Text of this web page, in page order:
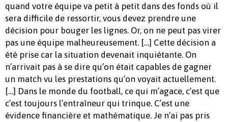
quand votre équipe va petit à petit dans des fonds où il
sera difficile de ressortir, vous devez prendre une
décision pour bouger les lignes. Or, on ne peut pas virer
pas une équipe malheureusement. […] Cette décision a
été prise car la situation devenait inquiétante. On
n’arrivait pas à se dire qu’on était capables de gagner
un match vu les prestations qu’on voyait actuellement.
[…] Dans le monde du football, ce qui m’agace, c’est que
c’est toujours l’entraîneur qui trinque. C’est une
évidence financière et mathématique. Je n’ai pas pris